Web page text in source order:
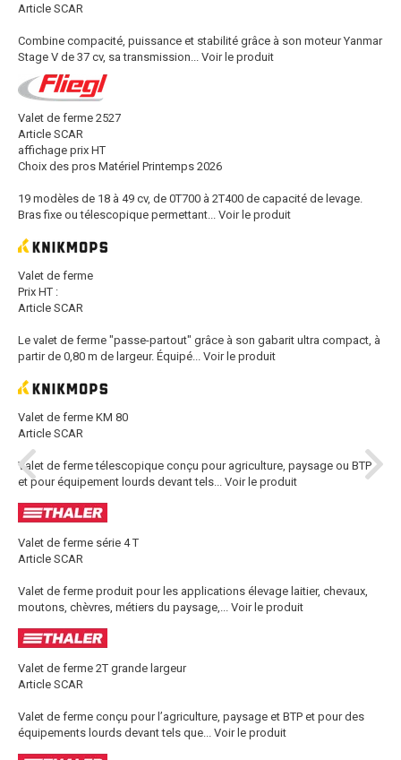
Article SCAR
Combine compacité, puissance et stabilité grâce à son moteur Yanmar
Stage V de 37 cv, sa transmission...
Voir le produit
Valet de ferme 2527
Article SCAR
affichage prix HT
Choix des pros Matériel Printemps 2026
19 modèles de 18 à 49 cv, de 0T700 à 2T400 de capacité de levage.
Bras fixe ou télescopique permettant...
Voir le produit
Valet de ferme
Prix HT :
Article SCAR
Le valet de ferme "passe-partout" grâce à son gabarit ultra compact, à
partir de 0,80 m de largeur. Équipé...
Voir le produit
Valet de ferme KM 80
Article SCAR
Valet de ferme télescopique conçu pour agriculture, paysage ou BTP
et pour équipement lourds devant tels...
Voir le produit
Valet de ferme série 4 T
Article SCAR
Valet de ferme produit pour les applications élevage laitier, chevaux,
moutons, chèvres, métiers du paysage,...
Voir le produit
Valet de ferme 2T grande largeur
Article SCAR
Valet de ferme conçu pour l’agriculture, paysage et BTP et pour des
équipements lourds devant tels que...
Voir le produit